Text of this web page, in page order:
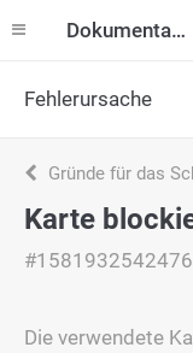
Dokumentation
Fehlerursache
Gründe für das
Karte
#1581932542476
Die verwendete